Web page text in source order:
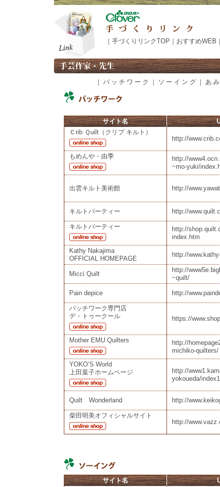
｜ 手づくりリンクTOP ｜ おすすめWEB
｜ パッチワーク ｜ ソーイング ｜ あ
サイト名
Ｃrib Ｑuilt（クリブ キルト）
http://
もめんや・由季
http://
~mo-yuki/
出雲キルト美術館 http://
キルトパーティー http://
キルトパーティー
http://
index.htm
Kathy Nakajima
OFFICIAL HOMEPAGE
http://
Micci Quilt
http://
~quilt/
Pain depice http://
パッチワーク専門店
デ・トゥークール
https://
Mother EMU Quilters
http://
michiko-quilters/
YOKO’S World
上田葉子ホームページ
http://
yokoueda/
Quilt Wonderland http://
柴田明美オフィシャルサイト
http://
サイト名